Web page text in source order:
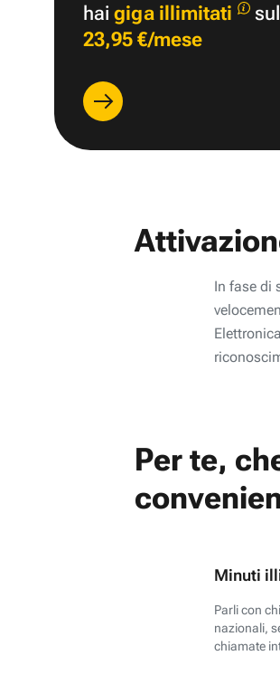
haigiga illimitati
23,95 €/mese
In fase di
Per te,
Minuti
Parli con
nazionali,
chiamate